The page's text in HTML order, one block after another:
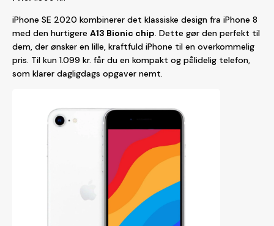
iPhone SE 2020 kombinerer det klassiske design fra iPhone 8
med den hurtigere A13 Bionic chip. Dette gør den perfekt til
dem, der ønsker en lille, kraftfuld iPhone til en overkommelig
pris. Til kun 1.099 kr. får du en kompakt og pålidelig telefon,
som klarer dagligdags opgaver nemt.